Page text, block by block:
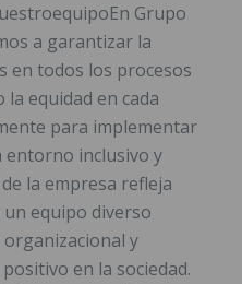
Grupo
a garantizar la
en todos los procesos
equidad en cada
para implementar
entorno inclusivo y
la empresa refleja
equipo diverso
y
en la sociedad.